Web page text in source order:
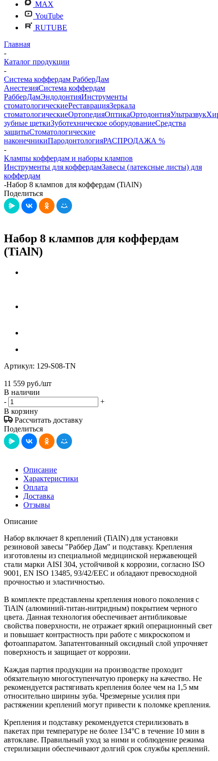
MAX
YouTube
RUTUBE
Главная
-
Каталог продукции
-
Система коффердам РабберДам
АнестезияСистема коффердам
РабберДамЭндодонтияИнструменты
стоматологическиеРеставрацияЗеркала
стоматологическиеОртопедияОптикаОртодонтияУльтразвук
зубные щеткиЗуботехническое оборудованиеСредства
защитыСтоматологические
наконечникиПародонтологияРАСПРОДАЖА %
-
Клампы коффердам и наборы клампов
Инструменты для коффердамЗавесы (латексные листы) для
коффердам
-Набор 8 клампов для коффердам (TiAlN)
Поделиться
Набор 8 клампов для коффердам
(TiAlN)
Артикул: 129-S08-TN
11 559 руб./шт
В наличии
-
+
В корзину
Рассчитать доставку
Поделиться
Описание
Характеристики
Оплата
Доставка
Отзывы
Описание
Набор включает 8 креплений (TiAlN) для установки
резиновой завесы "Раббер Дам" и подставку. Крепления
изготовлены из специальной медицинской нержавеющей
стали марки AISI 304, устойчивой к коррозии, согласно ISO
9001, EN ISO 13485, 93/42/EEC и обладают превосходной
прочностью и эластичностью.
В комплекте представлены крепления нового поколения с
TiAlN (алюминий-титан-нитридным) покрытием черного
цвета. Данная технология обеспечивает антибликовые
свойства поверхности, не отражает яркий операционный свет
и повышает контрастность при работе с микроскопом и
фотоаппаратом. Запатентованный оксидный слой упрочняет
поверхность и защищает от коррозии.
Каждая партия продукции на производстве проходит
обязательную многоступенчатую проверку на качество. Не
рекомендуется растягивать крепления более чем на 1,5 мм
относительно ширины зуба. Чрезмерные усилия при
растяжении креплений могут привести к поломке крепления.
Крепления и подставку рекомендуется стерилизовать в
пакетах при температуре не более 134°С в течение 10 мин в
автоклаве. Правильный уход за ними и соблюдение режима
стерилизации обеспечивают долгий срок службы креплений.